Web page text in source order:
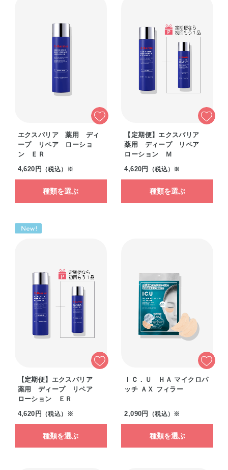
エクスバリア 薬用 ディ
ープ リペア ローショ
ン ＥＲ
4,620円
（税込）※
種類を選ぶ
【定期便】エクスバリア
薬用 ディープ リペア
ローション Ｍ
4,620円
（税込）※
種類を選ぶ
【定期便】エクスバリア
薬用 ディープ リペア
ローション ＥＲ
4,620円
（税込）※
種類を選ぶ
ＩＣ．Ｕ ＨＡ マイクロパ
ッチ ＡＸ フィラー
2,090円 （税込）※
種類を選ぶ